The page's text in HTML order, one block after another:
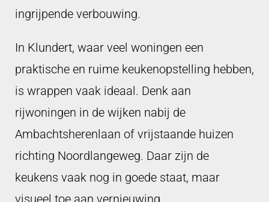
ingrijpende verbouwing.
In Klundert, waar veel woningen een
praktische en ruime keukenopstelling hebben,
is wrappen vaak ideaal. Denk aan
rijwoningen in de wijken nabij de
Ambachtsherenlaan of vrijstaande huizen
richting Noordlangeweg. Daar zijn de
keukens vaak nog in goede staat, maar
visueel toe aan vernieuwing.